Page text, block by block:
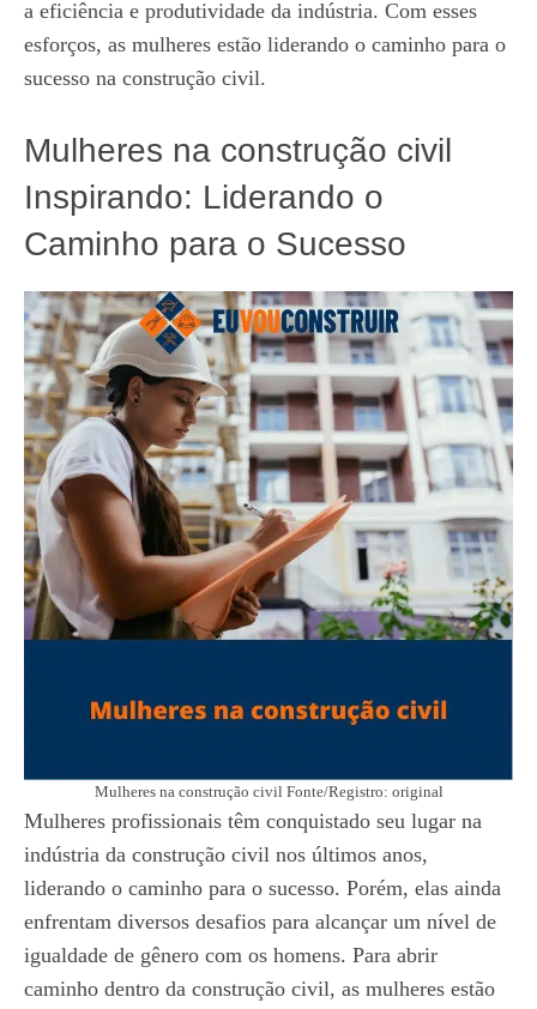
a eficiência e produtividade da indústria. Com esses
esforços, as mulheres estão liderando o caminho para o
sucesso na construção civil.
Mulheres na construção civil
Inspirando: Liderando o
Caminho para o Sucesso
Mulheres na construção civil Fonte/Registro: original
Mulheres profissionais têm conquistado seu lugar na
indústria da construção civil nos últimos anos,
liderando o caminho para o sucesso. Porém, elas ainda
enfrentam diversos desafios para alcançar um nível de
igualdade de gênero com os homens. Para abrir
caminho dentro da construção civil, as mulheres estão